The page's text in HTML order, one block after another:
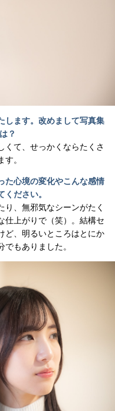
します。改めまして写真集
？
くて、せっかくならたくさ
。
た心境の変化やこんな感情
ださい。
、無邪気なシーンがたく
仕上がりで（笑）。結構セ
ど、明るいところはとにか
もありました。